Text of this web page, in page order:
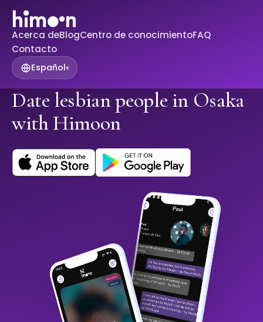
Acerca deBlogCentro de conocimientoFAQ
Contacto
Español▾
Date lesbian people in Osaka
with Himoon